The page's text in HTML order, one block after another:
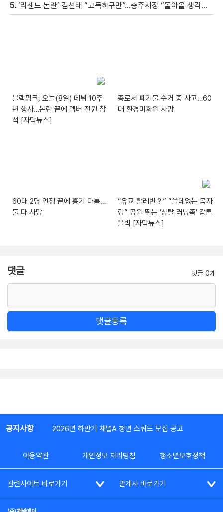
5. ‘리센느 논란’ 김선태 “고독하구만”…충주시장 “돌아올 생각은?”
블랙핑크, 오늘(8일) 데뷔 10주
년 행사…논란 끝에 멤버 전원 참
석 [자막뉴스]
종로서 폐기물 수거 중 사고…60
대 환경미화원 사망
60대 2명 언쟁 끝에 흉기 다툼…
둘 다 사망
“유교 탈레반？” “쓸데없는 몸자
랑” 공원 뛰는 ‘상탈 러닝족’ 갑론
을박 [자막뉴스]
댓글 댓글 0개
댓글등록
공지사항 2026년 하반기 채널A 청년 스쿼드 모집 공고
이용약관 개인정보 처리방침 청소년보호정책
관련사이트 바로가기 관계사 바로가기